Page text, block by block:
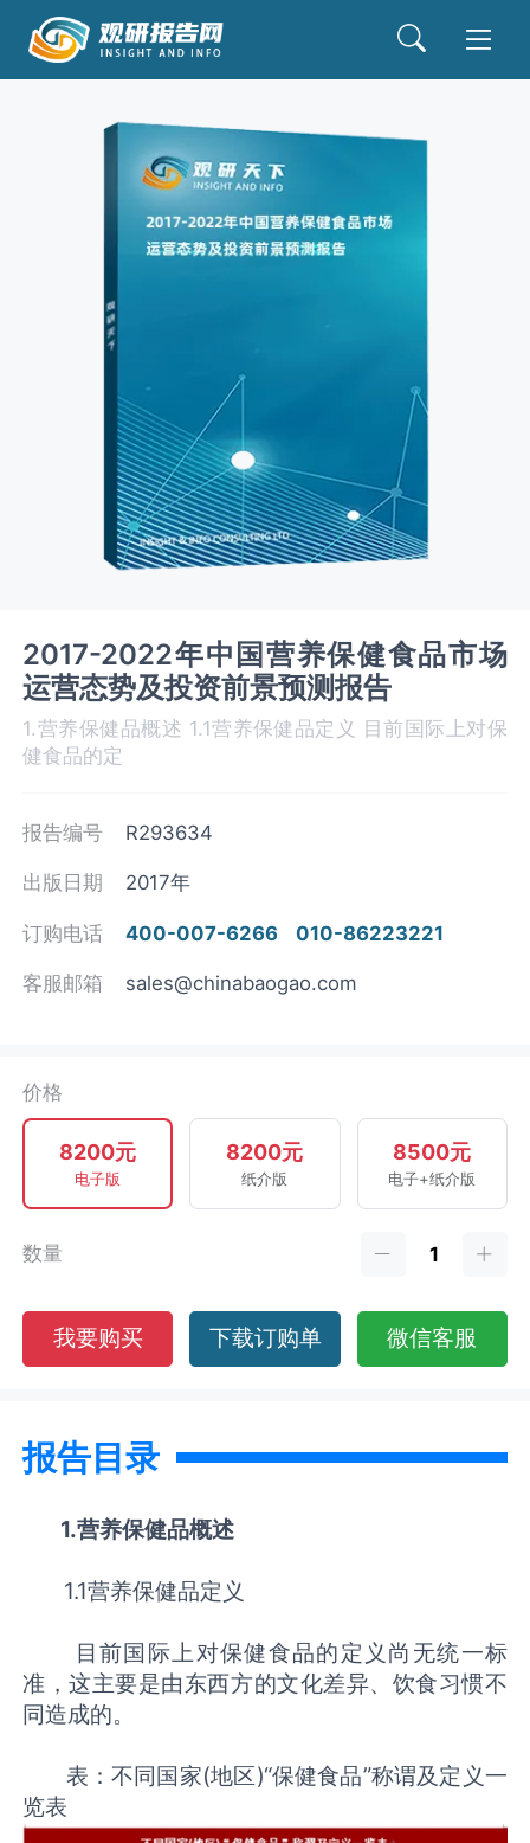
2017-2022年中国营养保健食品市场
运营态势及投资前景预测报告
1.营养保健品概述 1.1营养保健品定义 目前国际上对保
健食品的定
报告编号 R293634
出版日期 2017年
订购电话 400-007-6266 010-86223221
客服邮箱 sales@chinabaogao.com
价格
8200元
电子版
8200元
纸介版
8500元
电子+纸介版
数量
我要购买 下载订购单 微信客服
报告目录
1.营养保健品概述
1.1营养保健品定义
目前国际上对保健食品的定义尚无统一标
准，这主要是由东西方的文化差异、饮食习惯不
同造成的。
表：不同国家(地区)“保健食品”称谓及定义一
览表